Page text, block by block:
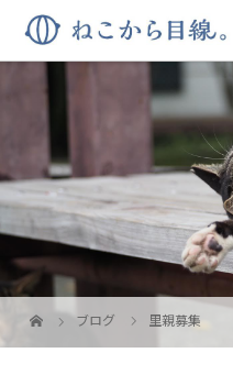
ブログ 里親募集